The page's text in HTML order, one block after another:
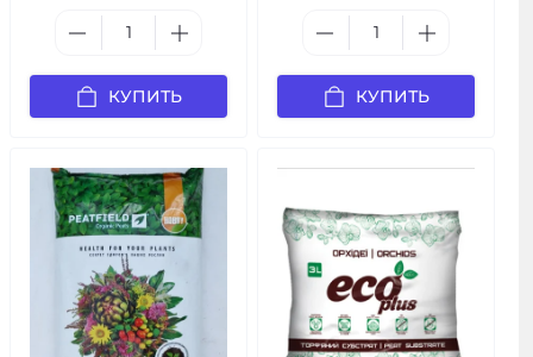
КУПИТЬ КУПИТЬ